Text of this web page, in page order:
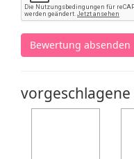
Bewertung absenden